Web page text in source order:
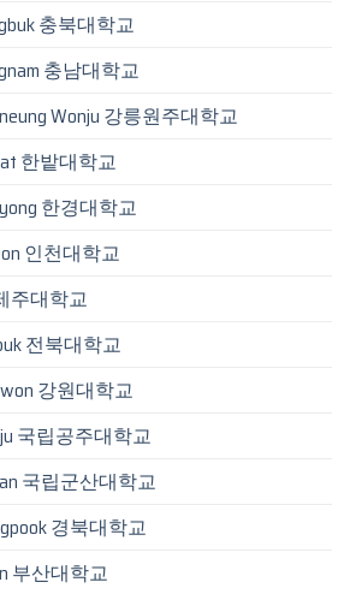
충북대학교
충남대학교
Wonju 강릉원주대학교
한밭대학교
한경대학교
인천대학교
주대학교
전북대학교
강원대학교
국립공주대학교
국립군산대학교
경북대학교
부산대학교